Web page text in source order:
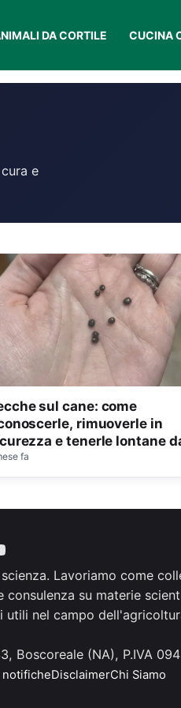
DA CORTILE CUCINA
e
sul cane: come
rimuoverle in
e tenerle lontane
fa
Lavoriamo come
su materie
nel campo
Boscoreale (NA), P.IVA
notificheDisclaimerChi Siamo